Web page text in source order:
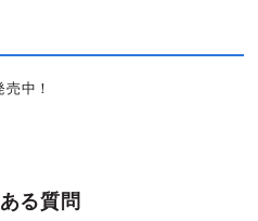
中！
る質問